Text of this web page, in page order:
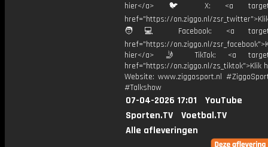
hier</a> 🐦 X: <a
href="https://on.ziggo.nl/
🧑💻 Facebook: <a
href="https://on.ziggo.nl/
hier</a> 🤳 TikTok: <a
href="https://on.ziggo.nl/zs_tiktok">Klik
Website: www.ziggosport.nl
#Talkshow
07-04-2026 17:01
YouTube
Sporten.TV
Voetbal.TV
Alle afleveringen